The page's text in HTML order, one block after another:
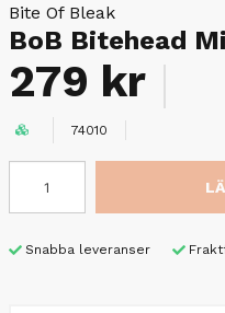
Bite Of Bleak
BoB Bitehead
279 kr
74010
Snabba leveranser